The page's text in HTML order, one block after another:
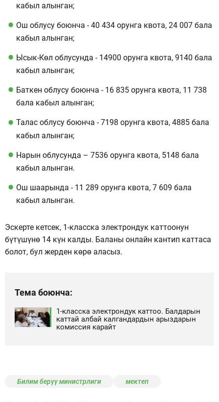
кабыл алынган;
Ош облусу боюнча - 40 434 орунга квота, 24 007 бала
кабыл алынган;
Ысык-Көл облусунда - 14900 орунга квота, 9140 бала
кабыл алынган;
Баткен облусу боюнча - 16 835 орунга квота, 11 738
бала кабыл алынган;
Талас облусу боюнча - 7198 орунга квота, 4885 бала
кабыл алынган;
Нарын облусунда – 7536 орунга квота, 5148 бала
кабыл алынган.
Ош шаарында - 11 289 орунга квота, 7 609 бала
кабыл алынган.
Эскерте кетсек, 1-класска электрондук каттоонун
бүтүшүнө 14 күн калды. Баланы онлайн кантип каттаса
болот, бул жерден көрө аласыз.
Тема боюнча:
1-класска электрондук каттоо. Балдарын
каттай албай калгандардын арыздарын
комиссия карайт
Билим берүү министрлиги мектеп